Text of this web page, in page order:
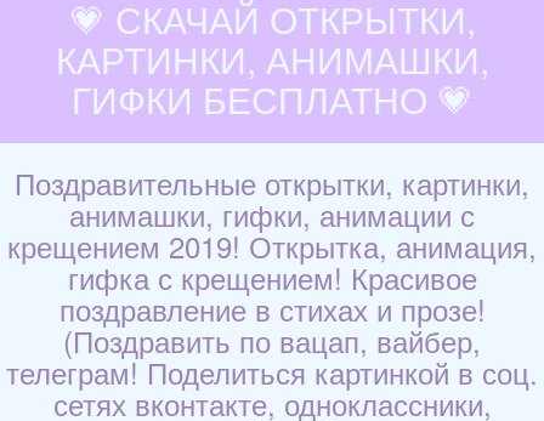
💗 СКАЧАЙ ОТКРЫТКИ,
КАРТИНКИ, АНИМАШКИ,
ГИФКИ БЕСПЛАТНО 💗
Поздравительные открытки, картинки,
анимашки, гифки, анимации с
крещением 2019! Открытка, анимация,
гифка с крещением! Красивое
поздравление в стихах и прозе!
(Поздравить по вацап, вайбер,
телеграм! Поделиться картинкой в соц.
сетях вконтакте, одноклассники,